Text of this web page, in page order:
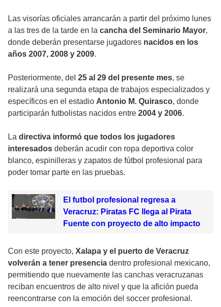
Las visorías oficiales arrancarán a partir del próximo lunes
a las tres de la tarde en la cancha del Seminario Mayor,
donde deberán presentarse jugadores nacidos en los
años 2007, 2008 y 2009.
Posteriormente, del 25 al 29 del presente mes, se
realizará una segunda etapa de trabajos especializados y
específicos en el estadio Antonio M. Quirasco, donde
participarán futbolistas nacidos entre 2004 y 2006.
La directiva informó que todos los jugadores
interesados deberán acudir con ropa deportiva color
blanco, espinilleras y zapatos de fútbol profesional para
poder tomar parte en las pruebas.
El futbol profesional regresa a
Veracruz: Piratas FC llega al Pirata
Fuente con proyecto de alto impacto
Con este proyecto, Xalapa y el puerto de Veracruz
volverán a tener presencia dentro profesional mexicano,
permitiendo que nuevamente las canchas veracruzanas
reciban encuentros de alto nivel y que la afición pueda
reencontrarse con la emoción del soccer profesional.